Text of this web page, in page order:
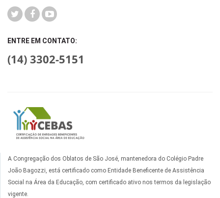
ENTRE EM CONTATO:
(14) 3302-5151
A Congregação dos Oblatos de São José, mantenedora do Colégio Padre
João Bagozzi, está certificado como Entidade Beneficente de Assistência
Social na Área da Educação, com certificado ativo nos termos da legislação
vigente.